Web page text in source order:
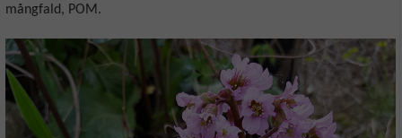
mångfald, POM.